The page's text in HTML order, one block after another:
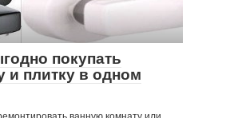
покупать
и плитку в одном